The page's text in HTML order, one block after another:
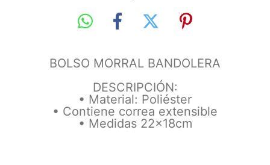
BOLSO MORRAL BANDOLERA
DESCRIPCIÓN:
• Material: Poliéster
• Contiene correa extensible
• Medidas 22x18cm